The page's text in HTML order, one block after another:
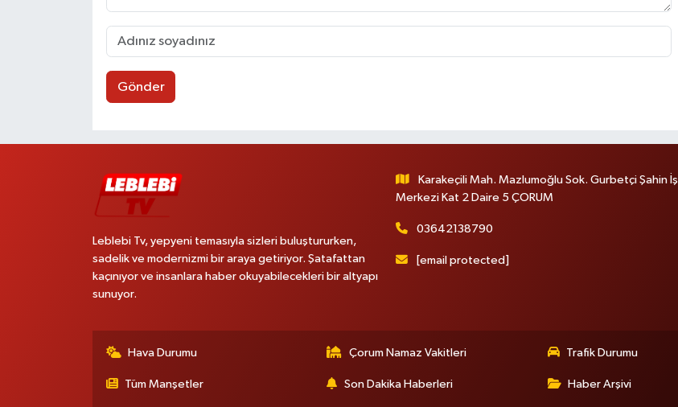
Gönder
Leblebi Tv, yepyeni temasıyla sizleri buluştururken,
sadelik ve modernizmi bir araya getiriyor. Şatafattan
kaçınıyor ve insanlara haber okuyabilecekleri bir altyapı
sunuyor.
Karakeçili Mah. Mazlumoğlu Sok. Gurbetçi Şahin İş
Merkezi Kat 2 Daire 5 ÇORUM
03642138790
[email protected]
Hava Durumu Çorum Namaz Vakitleri Trafik Durumu
Tüm Manşetler Son Dakika Haberleri Haber Arşivi